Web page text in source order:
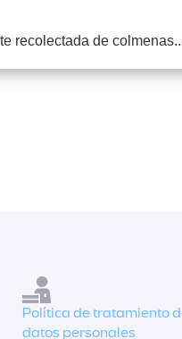
recolectada de
Política de tratamiento
datos personales